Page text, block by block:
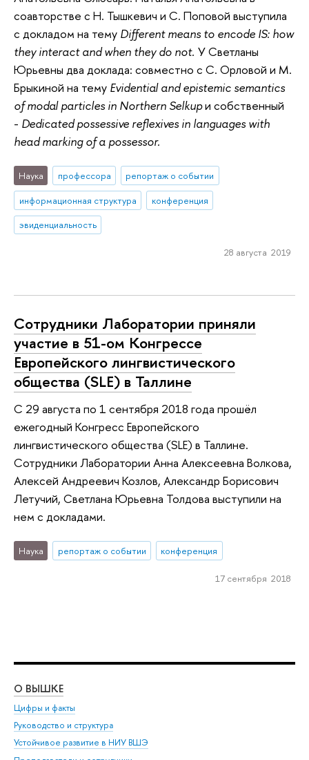
соавторстве с Н. Тышкевич и С. Поповой выступила
с докладом на тему Different means to encode IS: how
they interact and when they do not. У Светланы
Юрьевны два доклада: совместно с С. Орловой и М.
Брыкиной на тему Evidential and epistemic semantics
of modal particles in Northern Selkupи собственный
- Dedicated possessive reflexives in languages with
head marking of a possessor.
Наука профессора
репортаж о событии
информационная структура
конференция
эвиденциальность
28 августа 2019
Сотрудники Лаборатории приняли
участие в 51-ом Конгрессе
Европейского лингвистического
общества (SLE) в Таллине
С 29 августа по 1 сентября 2018 года прошёл
ежегодный Конгресс Европейского
лингвистического общества (SLE) в Таллине.
Сотрудники Лаборатории Анна Алексеевна Волкова,
Алексей Андреевич Козлов, Александр Борисович
Летучий, Светлана Юрьевна Толдова выступили на
нем с докладами.
Наука репортаж о событии конференция
17 сентября 2018
О ВЫШКЕ
Цифры и факты
Руководство и структура
Устойчивое развитие в НИУ ВШЭ